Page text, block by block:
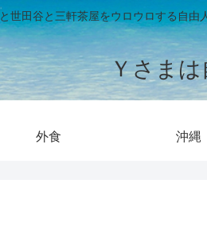
世田谷と三軒茶屋をウロウロする自由
Ｙさまは
外食 沖縄